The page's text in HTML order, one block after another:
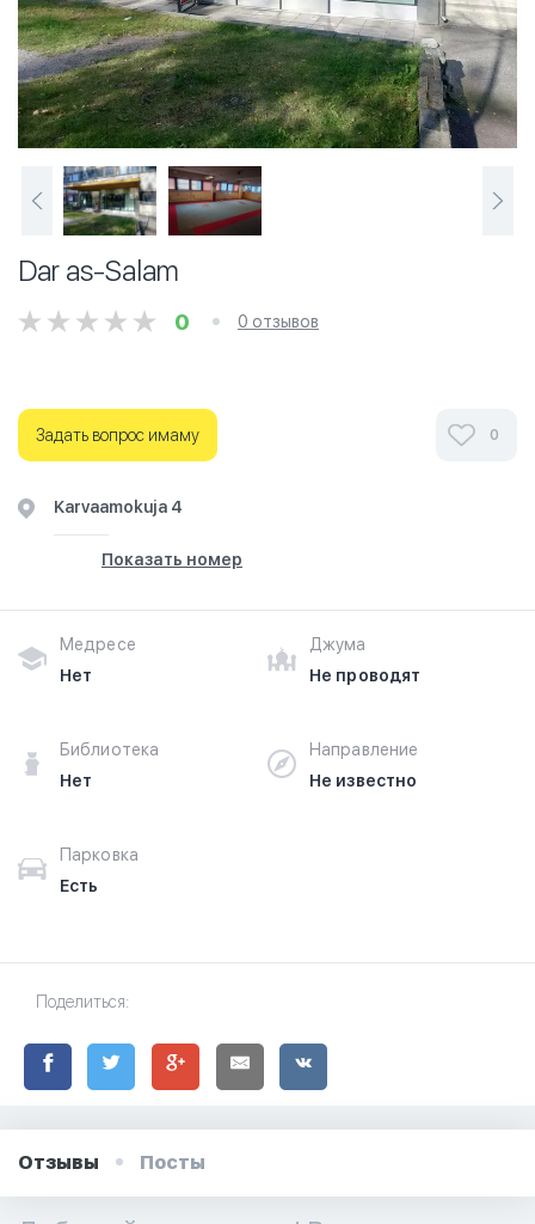
Dar as-Salam
0 0 отзывов
Задать вопрос имаму 0
Karvaamokuja 4
Показать номер
Медресе
Нет
Джума
Не проводят
Библиотека
Нет
Направление
Не известно
Парковка
Есть
Поделиться:
Отзывы Посты